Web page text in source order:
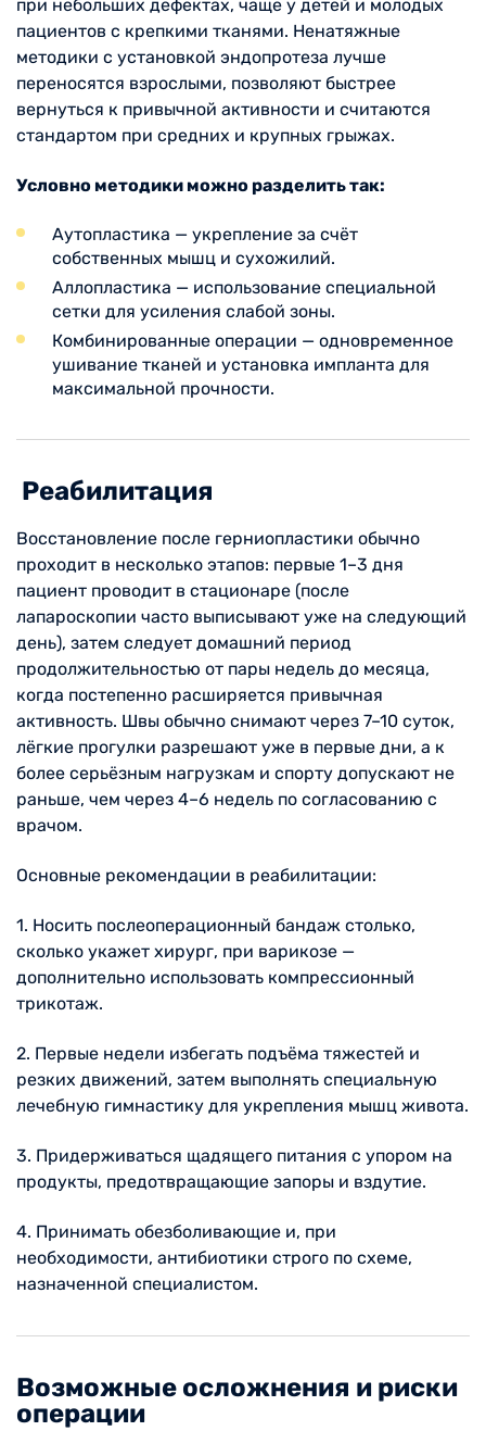
при небольших дефектах, чаще у детей и молодых
пациентов с крепкими тканями. Ненатяжные
методики с установкой эндопротеза лучше
переносятся взрослыми, позволяют быстрее
вернуться к привычной активности и считаются
стандартом при средних и крупных грыжах.
Условно методики можно разделить так:
Аутопластика — укрепление за счёт
собственных мышц и сухожилий.
Аллопластика — использование специальной
сетки для усиления слабой зоны.
Комбинированные операции — одновременное
ушивание тканей и установка импланта для
максимальной прочности.
Реабилитация
Восстановление после герниопластики обычно
проходит в несколько этапов: первые 1–3 дня
пациент проводит в стационаре (после
лапароскопии часто выписывают уже на следующий
день), затем следует домашний период
продолжительностью от пары недель до месяца,
когда постепенно расширяется привычная
активность. Швы обычно снимают через 7–10 суток,
лёгкие прогулки разрешают уже в первые дни, а к
более серьёзным нагрузкам и спорту допускают не
раньше, чем через 4–6 недель по согласованию с
врачом.
Основные рекомендации в реабилитации:
1. Носить послеоперационный бандаж столько,
сколько укажет хирург, при варикозе —
дополнительно использовать компрессионный
трикотаж.
2. Первые недели избегать подъёма тяжестей и
резких движений, затем выполнять специальную
лечебную гимнастику для укрепления мышц живота.
3. Придерживаться щадящего питания с упором на
продукты, предотвращающие запоры и вздутие.
4. Принимать обезболивающие и, при
необходимости, антибиотики строго по схеме,
назначенной специалистом.
Возможные осложнения и риски
операции